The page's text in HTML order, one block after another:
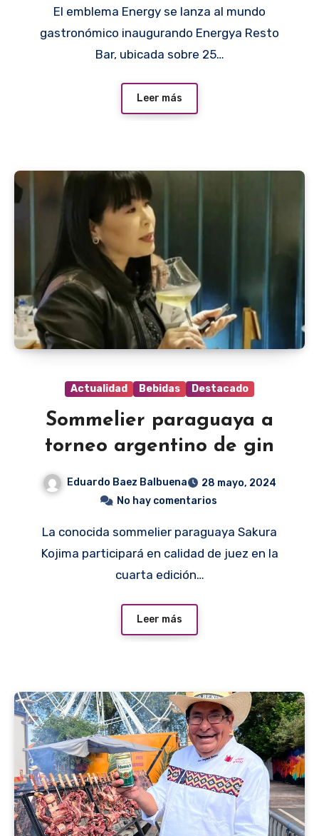
El emblema Energy se lanza al mundo
gastronómico inaugurando Energya Resto
Bar, ubicada sobre 25…
Leer más
Actualidad Bebidas Destacado
Sommelier paraguaya a
torneo argentino de gin
Eduardo Baez Balbuena
28 mayo, 2024
No hay comentarios
La conocida sommelier paraguaya Sakura
Kojima participará en calidad de juez en la
cuarta edición…
Leer más